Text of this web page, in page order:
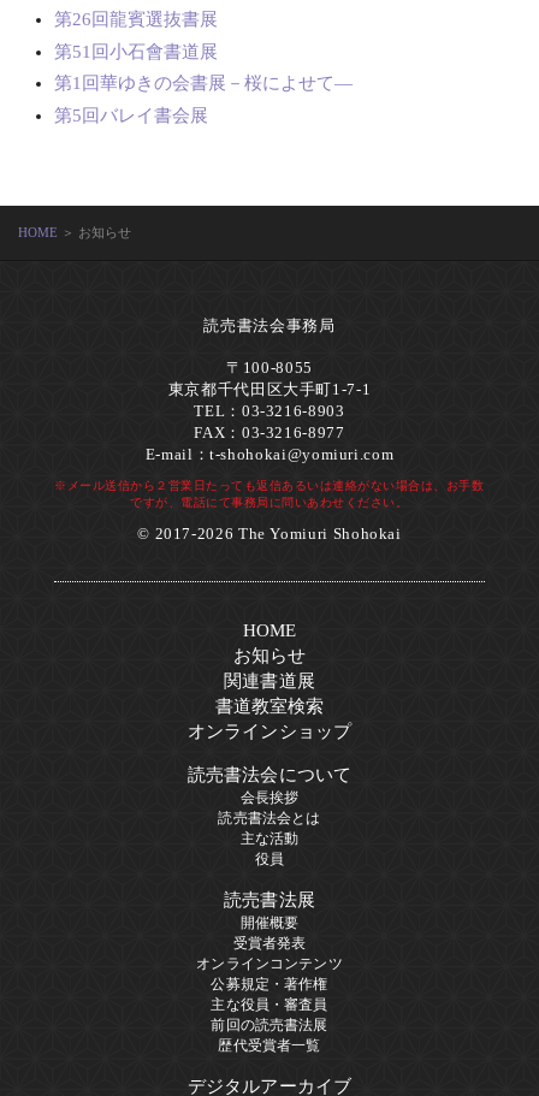
第26回龍賓選抜書展
第51回小石會書道展
第1回華ゆきの会書展－桜によせて―
第5回バレイ書会展
HOME ＞ お知らせ
読売書法会事務局
〒100-8055
東京都千代田区大手町1-7-1
TEL：03-3216-8903
FAX：03-3216-8977
E-mail：t-shohokai@yomiuri.com
※メール送信から２営業日たっても返信あるいは連絡がない場合は、お手数
ですが、電話にて事務局に問いあわせください。
© 2017-2026 The Yomiuri Shohokai
HOME
お知らせ
関連書道展
書道教室検索
オンラインショップ
読売書法会について
会長挨拶
読売書法会とは
主な活動
役員
読売書法展
開催概要
受賞者発表
オンラインコンテンツ
公募規定・著作権
主な役員・審査員
前回の読売書法展
歴代受賞者一覧
デジタルアーカイブ